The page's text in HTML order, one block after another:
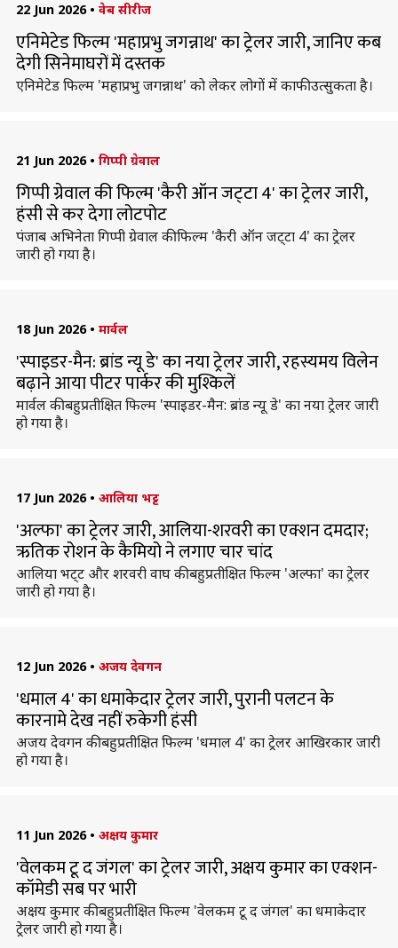
22 Jun 2026 • वेब सीरीज
एनिमेटेड फिल्म 'महाप्रभु जगन्नाथ' का ट्रेलर जारी, जानिए कब
देगी सिनेमाघरों में दस्तक
एनिमेटेड फिल्म 'महाप्रभु जगन्नाथ' काे लेकर लोगों में काफी उत्सुकता है।
21 Jun 2026 • गिप्पी ग्रेवाल
गिप्पी ग्रेवाल की फिल्म 'कैरी ऑन जट्‌टा 4' का ट्रेलर जारी,
हंसी से कर देगा लोटपोट
पंजाब अभिनेता गिप्पी ग्रेवाल की फिल्म 'कैरी ऑन जट्‌टा 4' का ट्रेलर
जारी हो गया है।
18 Jun 2026 • मार्वल
'स्पाइडर-मैन: ब्रांड न्यू डे' का नया ट्रेलर जारी, रहस्यमय विलेन
बढ़ाने आया पीटर पार्कर की मुश्किलें
मार्वल की बहुप्रतीक्षित फिल्म 'स्पाइडर-मैन: ब्रांड न्यू डे' का नया ट्रेलर जारी
हो गया है।
17 Jun 2026 • आलिया भट्ट
'अल्फा' का ट्रेलर जारी, आलिया-शरवरी का एक्शन दमदार;
ऋतिक रोशन के कैमियो ने लगाए चार चांद
आलिया भट्‌ट और शरवरी वाघ की बहुप्रतीक्षित फिल्म 'अल्फा' का ट्रेलर
जारी हो गया है।
12 Jun 2026 • अजय देवगन
'धमाल 4' का धमाकेदार ट्रेलर जारी, पुरानी पलटन के
कारनामे देख नहीं रुकेगी हंसी
अजय देवगन की बहुप्रतीक्षित फिल्म 'धमाल 4' का ट्रेलर आखिरकार जारी
हो गया है।
11 Jun 2026 • अक्षय कुमार
'वेलकम टू द जंगल' का ट्रेलर जारी, अक्षय कुमार का एक्शन-
कॉमेडी सब पर भारी
अक्षय कुमार की बहुप्रतीक्षित फिल्म 'वेलकम टू द जंगल' का धमाकेदार
ट्रेलर जारी हो गया है।